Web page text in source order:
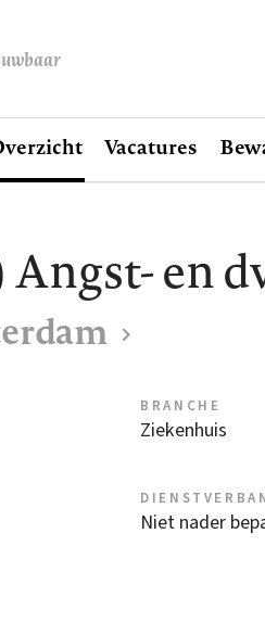
Vacatures
en
BRANCHE
Ziekenhuis
Niet nader